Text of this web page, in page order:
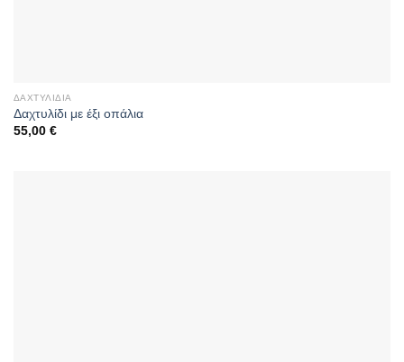
ΔΑΧΤΥΛΊΔΙΑ
Δαχτυλίδι με έξι οπάλια
55,00 €